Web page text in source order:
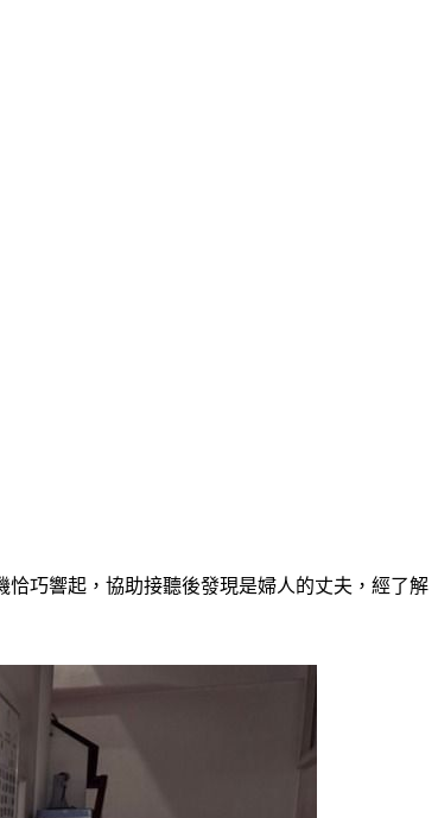
巧響起，協助接聽後發現是婦人的丈夫，經了解